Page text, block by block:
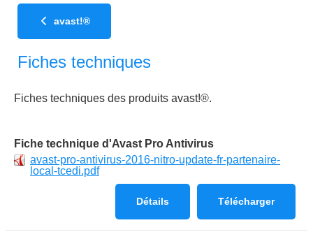
avast!®
Fiches techniques
Fiches techniques des produits avast!®.
Fiche technique d'Avast Pro Antivirus
avast-pro-antivirus-2016-nitro-update-fr-partenaire-
local-tcedi.pdf
Télécharger
Détails